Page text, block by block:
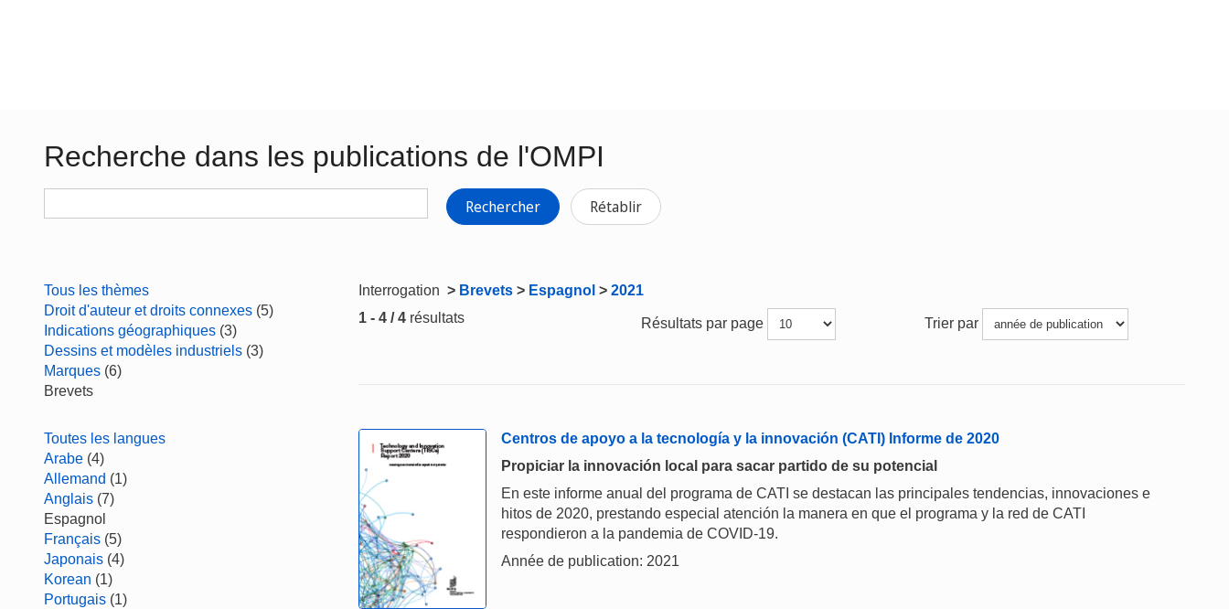
Recherche dans les publications de l'OMPI
Rechercher Rétablir
Tous les thèmes
Droit d'auteur et droits connexes (5)
Indications géographiques (3)
Dessins et modèles industriels (3)
Marques (6)
Brevets
Toutes les langues
Arabe (4)
Allemand (1)
Anglais (7)
Espagnol
Français (5)
Japonais (4)
Korean (1)
Portugais (1)
Interrogation > Brevets > Espagnol > 2021
1 - 4 / 4 résultats Résultats par page Trier par
Centros de apoyo a la tecnología y la innovación (CATI) Informe de 2020
Propiciar la innovación local para sacar partido de su potencial
En este informe anual del programa de CATI se destacan las principales tendencias, innovaciones e
hitos de 2020, prestando especial atención la manera en que el programa y la red de CATI
respondieron a la pandemia de COVID-19.
Année de publication: 2021